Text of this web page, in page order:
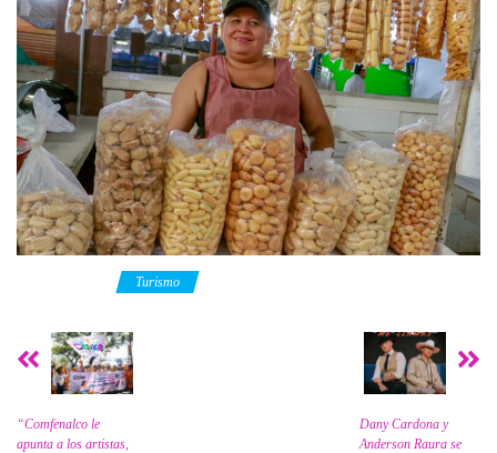
Turismo
“Comfenalco le
apunta a los artistas,
Dany Cardona y
Anderson Raura se